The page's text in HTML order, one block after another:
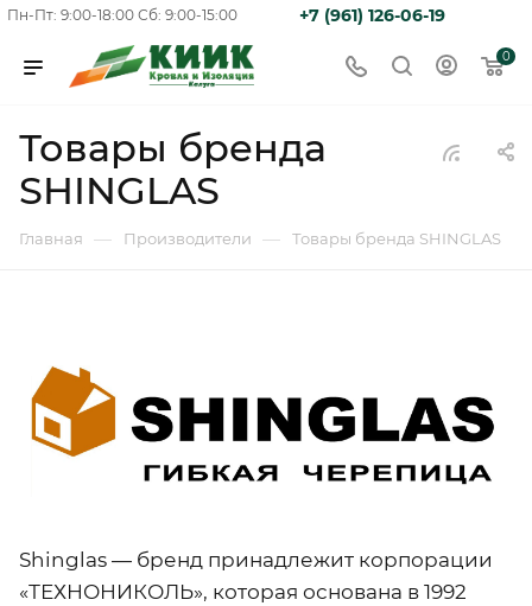
Пн-Пт: 9:00-18:00 Сб: 9:00-15:00 +7 (961) 126-06-19
0
Товары бренда
SHINGLAS
Главная — Производители — Товары бренда SHINGLAS
Shinglas — бренд принадлежит корпорации
«ТЕХНОНИКОЛЬ», которая основана в 1992